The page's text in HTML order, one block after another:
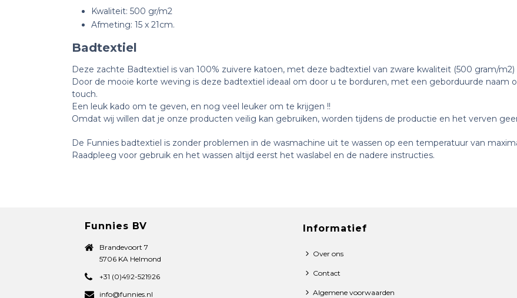
Kwaliteit: 500 gr/m2
Afmeting: 15 x 21cm.
Badtextiel
Deze zachte Badtextiel is van 100% zuivere katoen, met deze badtextiel van zware kwaliteit (500 gram/m2)
Door de mooie korte weving is deze badtextiel ideaal om door u te borduren, met een geborduurde naam
touch.
Een leuk kado om te geven, en nog veel leuker om te krijgen !!
Omdat wij willen dat je onze producten veilig kan gebruiken, worden tijdens de productie en het verven
De Funnies badtextiel is zonder problemen in de wasmachine uit te wassen op een temperatuur van
Raadpleeg voor gebruik en het wassen altijd eerst het waslabel en de nadere instructies.
Funnies BV
Brandevoort 7
5706 KA Helmond
+31 (0)492-521926
info@funnies.nl
Informatief
Over ons
Contact
Algemene voorwaarden